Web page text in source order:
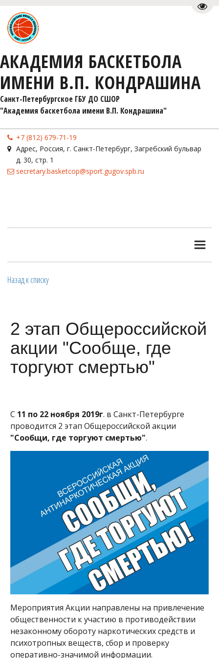
АКАДЕМИЯ БАСКЕТБОЛА
ИМЕНИ В.П. КОНДРАШИНА
Санкт-Петербургское ГБУ ДО СШОР
"Академия баскетбола имени В.П. Кондрашина"
+7 (812) 679-71-19
Адрес, Россия, г. Санкт-Петербург, Загребский бульвар
д. 30, стр. 1
secretary.basketcop@sport.gugov.spb.ru
Назад к списку
2 этап Общероссийской
акции "Сообще, где
торгуют смертью"
С 11 по 22 ноября 2019г. в Санкт-Петербурге
проводится 2 этап Общероссийской акции
"Сообщи, где торгуют смертью".
Мероприятия Акции направлены на привлечение
общественности к участию в противодействии
незаконному обороту наркотических средств и
психотропных веществ, сбор и проверку
оперативно-значимой информации.